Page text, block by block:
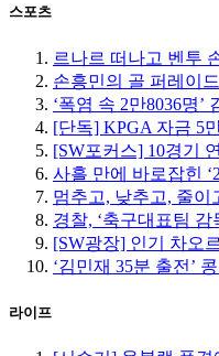
스포츠
르나르 떠나고 벤투
손흥민의 골 퍼레이
‘폭염 속 2만8036명
[단독] KPGA 자금 5
[SW포커스] 10경기
사흘 만에 바로잡힌
멈추고, 낮추고, 줄
경찰, ‘축구대표팀
[SW광장] 인기 차오
‘김민재 35분 출전’
라이프